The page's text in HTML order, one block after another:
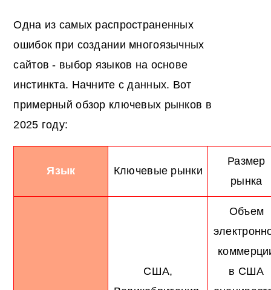
Одна из самых распространенных
ошибок при создании многоязычных
сайтов - выбор языков на основе
инстинкта. Начните с данных. Вот
примерный обзор ключевых рынков в
2025 году:
Язык Ключевые рынки
Размер
рынка
США,
Объем
в США